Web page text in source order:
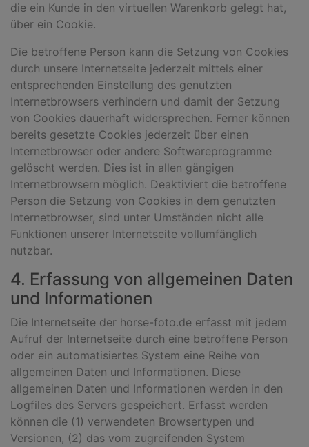
die ein Kunde in den virtuellen Warenkorb gelegt hat,
über ein Cookie.
Die betroffene Person kann die Setzung von Cookies
durch unsere Internetseite jederzeit mittels einer
entsprechenden Einstellung des genutzten
Internetbrowsers verhindern und damit der Setzung
von Cookies dauerhaft widersprechen. Ferner können
bereits gesetzte Cookies jederzeit über einen
Internetbrowser oder andere Softwareprogramme
gelöscht werden. Dies ist in allen gängigen
Internetbrowsern möglich. Deaktiviert die betroffene
Person die Setzung von Cookies in dem genutzten
Internetbrowser, sind unter Umständen nicht alle
Funktionen unserer Internetseite vollumfänglich
nutzbar.
4. Erfassung von allgemeinen Daten
und Informationen
Die Internetseite der horse-foto.de erfasst mit jedem
Aufruf der Internetseite durch eine betroffene Person
oder ein automatisiertes System eine Reihe von
allgemeinen Daten und Informationen. Diese
allgemeinen Daten und Informationen werden in den
Logfiles des Servers gespeichert. Erfasst werden
können die (1) verwendeten Browsertypen und
Versionen, (2) das vom zugreifenden System